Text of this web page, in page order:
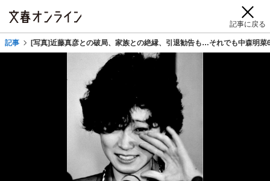
記事に戻る
記事 [写真]近藤真彦との破局、家族との絶縁、引退勧告も…それでも中森明